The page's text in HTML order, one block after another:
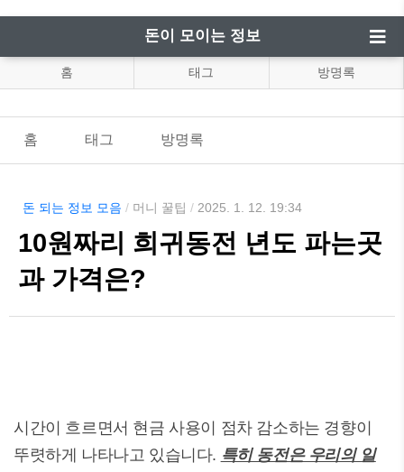
돈이 모이는 정보
홈 태그 방명록
홈 태그 방명록
돈 되는 정보 모음 / 머니 꿀팁 / 2025. 1. 12. 19:34
10원짜리 희귀동전 년도 파는곳
과 가격은?
시간이 흐르면서 현금 사용이 점차 감소하는 경향이
뚜렷하게 나타나고 있습니다. 특히 동전은 우리의 일